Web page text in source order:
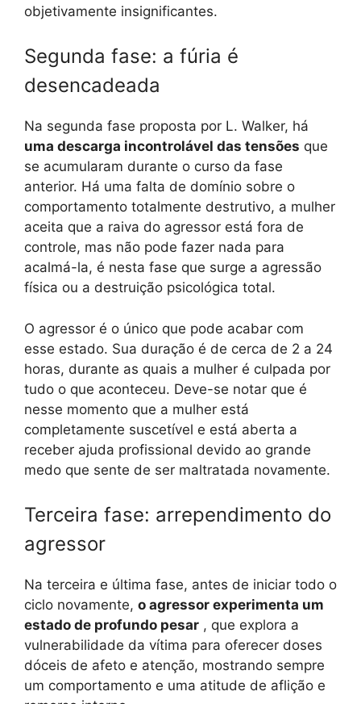
objetivamente insignificantes.
Segunda fase: a fúria é
desencadeada
Na segunda fase proposta por L. Walker, há
uma descarga incontrolável das tensões que
se acumularam durante o curso da fase
anterior. Há uma falta de domínio sobre o
comportamento totalmente destrutivo, a mulher
aceita que a raiva do agressor está fora de
controle, mas não pode fazer nada para
acalmá-la, é nesta fase que surge a agressão
física ou a destruição psicológica total.
O agressor é o único que pode acabar com
esse estado. Sua duração é de cerca de 2 a 24
horas, durante as quais a mulher é culpada por
tudo o que aconteceu. Deve-se notar que é
nesse momento que a mulher está
completamente suscetível e está aberta a
receber ajuda profissional devido ao grande
medo que sente de ser maltratada novamente.
Terceira fase: arrependimento do
agressor
Na terceira e última fase, antes de iniciar todo o
ciclo novamente, o agressor experimenta um
estado de profundo pesar , que explora a
vulnerabilidade da vítima para oferecer doses
dóceis de afeto e atenção, mostrando sempre
um comportamento e uma atitude de aflição e